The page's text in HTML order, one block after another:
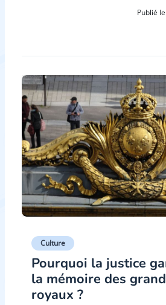
Publié
Culture
Pourquoi la justice
la mémoire des
royaux ?